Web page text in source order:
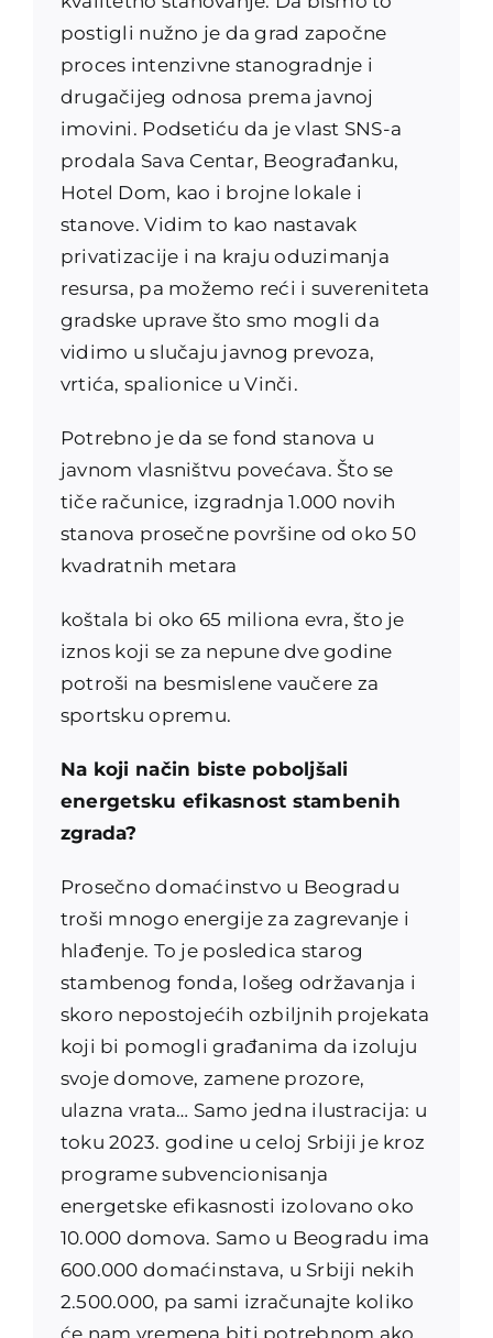
postigli nužno je da grad započne
proces intenzivne stanogradnje i
drugačijeg odnosa prema javnoj
imovini. Podsetiću da je vlast SNS-a
prodala Sava Centar, Beograđanku,
Hotel Dom, kao i brojne lokale i
stanove. Vidim to kao nastavak
privatizacije i na kraju oduzimanja
resursa, pa možemo reći i suvereniteta
gradske uprave što smo mogli da
vidimo u slučaju javnog prevoza,
vrtića, spalionice u Vinči.
Potrebno je da se fond stanova u
javnom vlasništvu povećava. Što se
tiče računice, izgradnja 1.000 novih
stanova prosečne površine od oko 50
kvadratnih metara
koštala bi oko 65 miliona evra, što je
iznos koji se za nepune dve godine
potroši na besmislene vaučere za
sportsku opremu.
Na koji način biste poboljšali
energetsku efikasnost stambenih
zgrada?
Prosečno domaćinstvo u Beogradu
troši mnogo energije za zagrevanje i
hlađenje. To je posledica starog
stambenog fonda, lošeg održavanja i
skoro nepostojećih ozbiljnih projekata
koji bi pomogli građanima da izoluju
svoje domove, zamene prozore,
ulazna vrata… Samo jedna ilustracija: u
toku 2023. godine u celoj Srbiji je kroz
programe subvencionisanja
energetske efikasnosti izolovano oko
10.000 domova. Samo u Beogradu ima
600.000 domaćinstava, u Srbiji nekih
2.500.000, pa sami izračunajte koliko
će nam vremena biti potrebnom ako